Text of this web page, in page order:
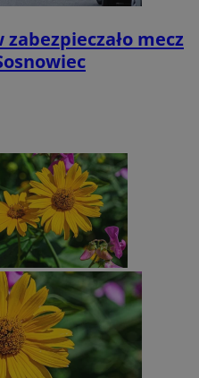
mecz